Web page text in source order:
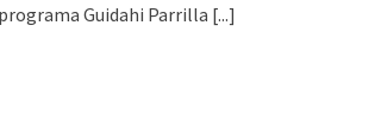
Guidahi Parrilla [...]